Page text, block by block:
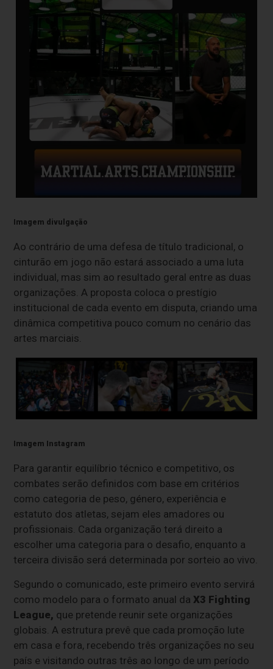
Imagem divulgação
Ao contrário de uma defesa de título tradicional, o
cinturão em jogo não estará associado a uma luta
individual, mas sim ao resultado geral entre as duas
organizações. A proposta coloca o prestígio
institucional de cada evento em disputa, criando uma
dinâmica competitiva pouco comum no cenário das
artes marciais.
Imagem Instagram
Para garantir equilíbrio técnico e competitivo, os
combates serão definidos com base em critérios
como categoria de peso, género, experiência e
estatuto dos atletas, sejam eles amadores ou
profissionais. Cada organização terá direito a
escolher uma categoria para o desafio, enquanto a
terceira divisão será determinada por sorteio ao vivo.
Segundo o comunicado, este primeiro evento servirá
como modelo para o formato anual daX3 Fighting
League, que pretende reunir sete organizações
globais. A estrutura prevê que cada promoção lute
em casa e fora, recebendo três organizações no seu
país e visitando outras três ao longo de um período